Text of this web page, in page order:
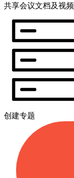
共享会议文档及视频
创建专题